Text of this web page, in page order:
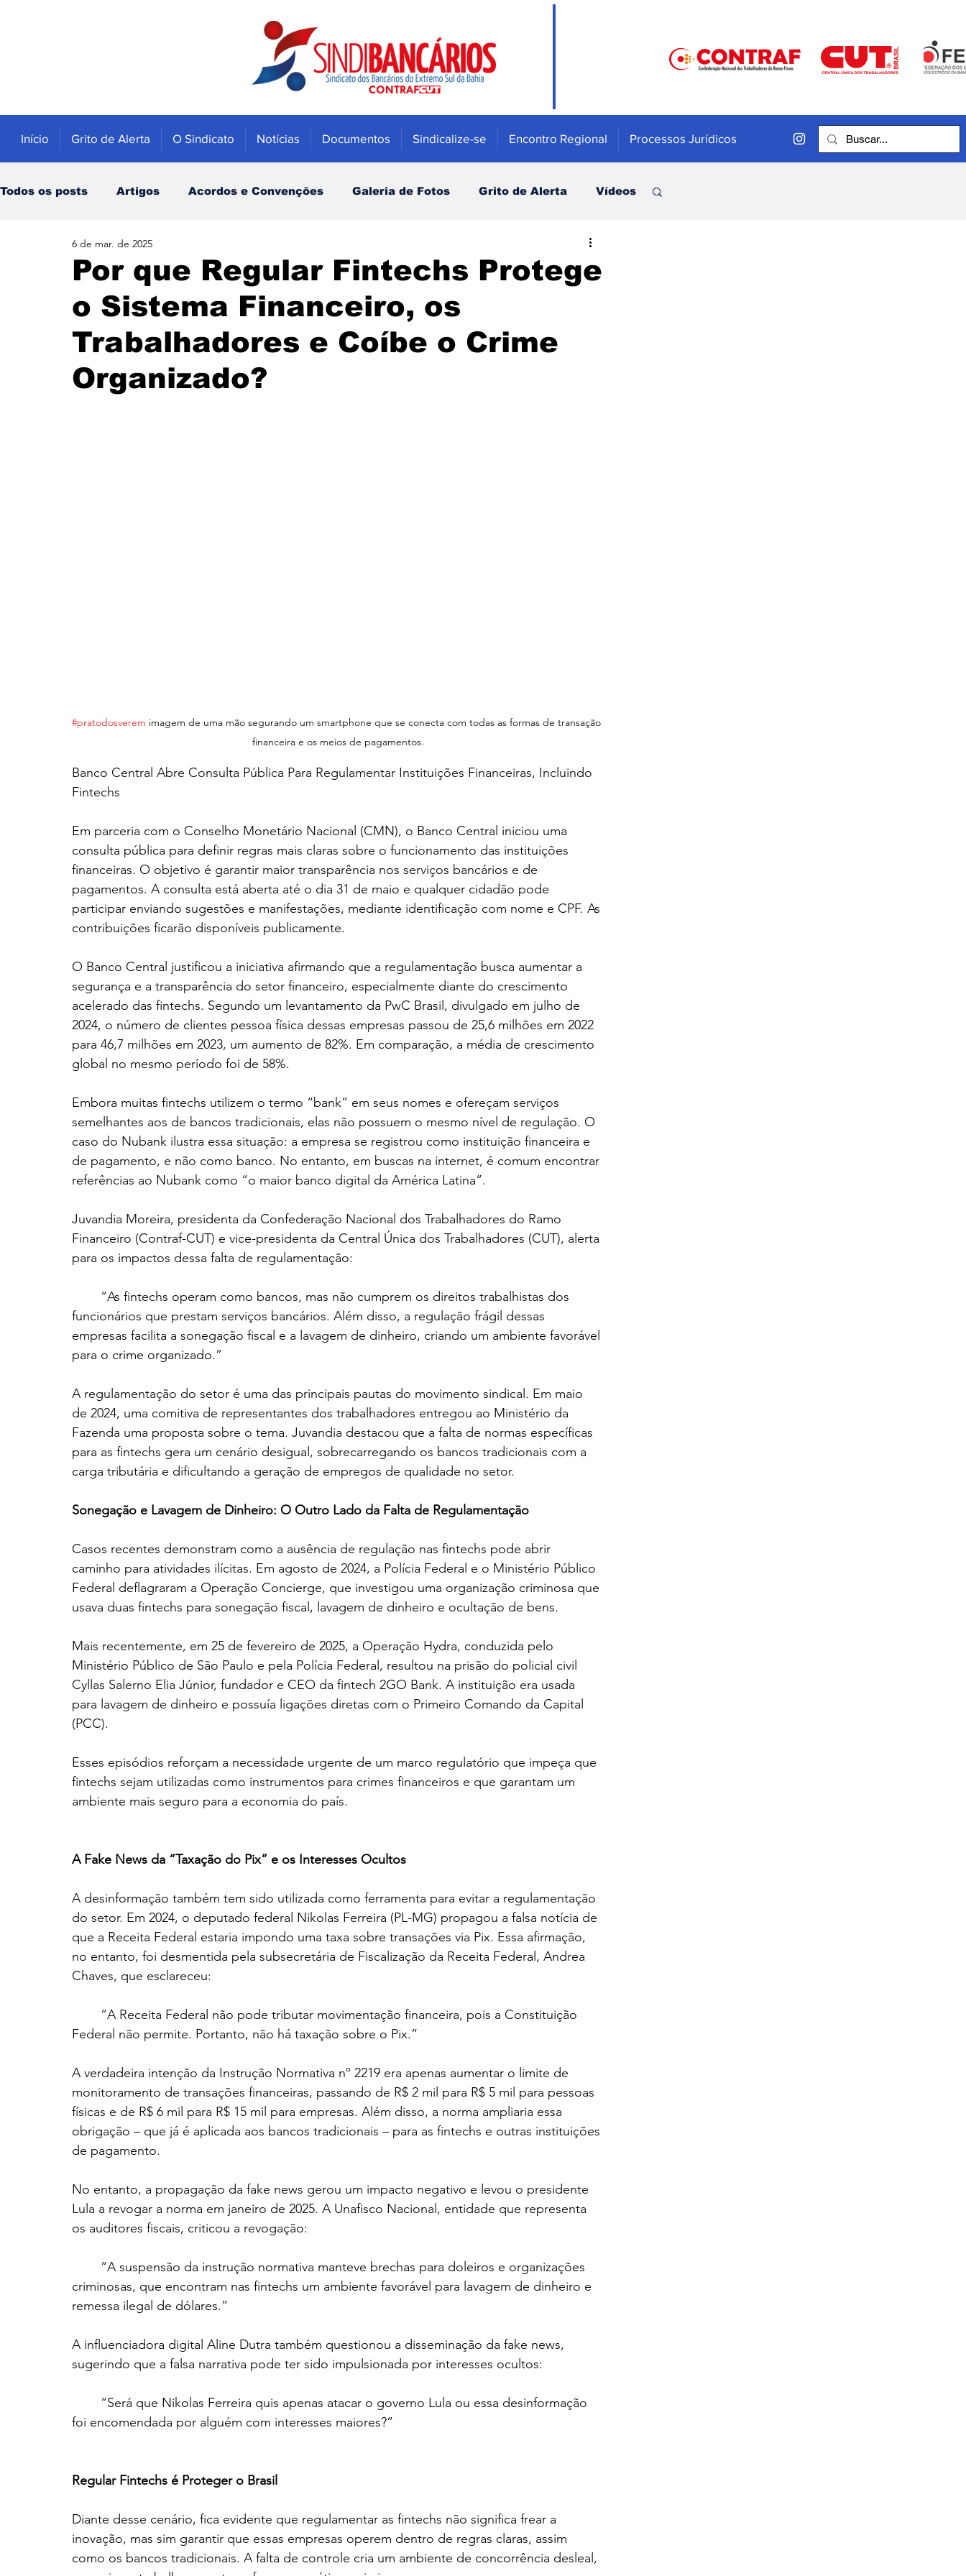
Início Grito de Alerta O Sindicato Notícias Documentos Sindicalize-se Encontro Regional Processos Jurídicos
Todos os posts Artigos Acordos e Convenções Galeria de Fotos Grito de Alerta Vídeos
Educação Trabalhadores
Notícias Caixa Banco do Brasil INSS Saúde Bradesco
Por que Regular Fintechs Protege
o Sistema Financeiro, os
Trabalhadores e Coíbe o Crime
Organizado?
6 de mar. de 2025
#pratodosverem imagem de uma mão segurando um smartphone que se conecta com todas as formas de transação
financeira e os meios de pagamentos.
Banco Central Abre Consulta Pública Para Regulamentar Instituições Financeiras, Incluindo
Fintechs
Em parceria com o Conselho Monetário Nacional (CMN), o Banco Central iniciou uma
consulta pública para definir regras mais claras sobre o funcionamento das instituições
financeiras. O objetivo é garantir maior transparência nos serviços bancários e de
pagamentos. A consulta está aberta até o dia 31 de maio e qualquer cidadão pode
participar enviando sugestões e manifestações, mediante identificação com nome e CPF. As
contribuições ficarão disponíveis publicamente.
O Banco Central justificou a iniciativa afirmando que a regulamentação busca aumentar a
segurança e a transparência do setor financeiro, especialmente diante do crescimento
acelerado das fintechs. Segundo um levantamento da PwC Brasil, divulgado em julho de
2024, o número de clientes pessoa física dessas empresas passou de 25,6 milhões em 2022
para 46,7 milhões em 2023, um aumento de 82%. Em comparação, a média de crescimento
global no mesmo período foi de 58%.
Embora muitas fintechs utilizem o termo “bank” em seus nomes e ofereçam serviços
semelhantes aos de bancos tradicionais, elas não possuem o mesmo nível de regulação. O
caso do Nubank ilustra essa situação: a empresa se registrou como instituição financeira e
de pagamento, e não como banco. No entanto, em buscas na internet, é comum encontrar
referências ao Nubank como “o maior banco digital da América Latina”.
Juvandia Moreira, presidenta da Confederação Nacional dos Trabalhadores do Ramo
Financeiro (Contraf-CUT) e vice-presidenta da Central Única dos Trabalhadores (CUT), alerta
para os impactos dessa falta de regulamentação:
funcionários que prestam serviços bancários. Além disso, a regulação frágil dessas
empresas facilita a sonegação fiscal e a lavagem de dinheiro, criando um ambiente favorável
para o crime organizado.”
A regulamentação do setor é uma das principais pautas do movimento sindical. Em maio
de 2024, uma comitiva de representantes dos trabalhadores entregou ao Ministério da
Fazenda uma proposta sobre o tema. Juvandia destacou que a falta de normas específicas
para as fintechs gera um cenário desigual, sobrecarregando os bancos tradicionais com a
carga tributária e dificultando a geração de empregos de qualidade no setor.
Sonegação e Lavagem de Dinheiro: O Outro Lado da Falta de Regulamentação
Casos recentes demonstram como a ausência de regulação nas fintechs pode abrir
caminho para atividades ilícitas. Em agosto de 2024, a Polícia Federal e o Ministério Público
Federal deflagraram a Operação Concierge, que investigou uma organização criminosa que
usava duas fintechs para sonegação fiscal, lavagem de dinheiro e ocultação de bens.
Mais recentemente, em 25 de fevereiro de 2025, a Operação Hydra, conduzida pelo
Ministério Público de São Paulo e pela Polícia Federal, resultou na prisão do policial civil
Cyllas Salerno Elia Júnior, fundador e CEO da fintech 2GO Bank. A instituição era usada
para lavagem de dinheiro e possuía ligações diretas com o Primeiro Comando da Capital
(PCC).
Esses episódios reforçam a necessidade urgente de um marco regulatório que impeça que
fintechs sejam utilizadas como instrumentos para crimes financeiros e que garantam um
ambiente mais seguro para a economia do país.
A Fake News da “Taxação do Pix” e os Interesses Ocultos
A desinformação também tem sido utilizada como ferramenta para evitar a regulamentação
do setor. Em 2024, o deputado federal Nikolas Ferreira (PL-MG) propagou a falsa notícia de
que a Receita Federal estaria impondo uma taxa sobre transações via Pix. Essa afirmação,
no entanto, foi desmentida pela subsecretária de Fiscalização da Receita Federal, Andrea
Chaves, que esclareceu:
Federal não permite. Portanto, não há taxação sobre o Pix.”
A verdadeira intenção da Instrução Normativa nº 2219 era apenas aumentar o limite de
monitoramento de transações financeiras, passando de R$ 2 mil para R$ 5 mil para pessoas
físicas e de R$ 6 mil para R$ 15 mil para empresas. Além disso, a norma ampliaria essa
obrigação – que já é aplicada aos bancos tradicionais – para as fintechs e outras instituições
de pagamento.
No entanto, a propagação da fake news gerou um impacto negativo e levou o presidente
Lula a revogar a norma em janeiro de 2025. A Unafisco Nacional, entidade que representa
os auditores fiscais, criticou a revogação:
criminosas, que encontram nas fintechs um ambiente favorável para lavagem de dinheiro e
remessa ilegal de dólares.”
A influenciadora digital Aline Dutra também questionou a disseminação da fake news,
sugerindo que a falsa narrativa pode ter sido impulsionada por interesses ocultos:
foi encomendada por alguém com interesses maiores?”
Regular Fintechs é Proteger o Brasil
Diante desse cenário, fica evidente que regulamentar as fintechs não significa frear a
inovação, mas sim garantir que essas empresas operem dentro de regras claras, assim
como os bancos tradicionais. A falta de controle cria um ambiente de concorrência desleal,